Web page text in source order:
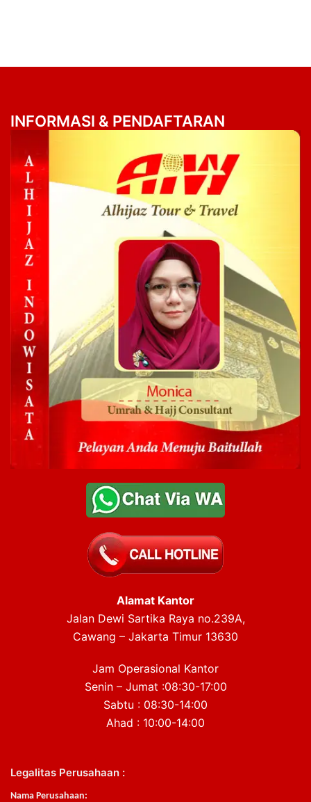
INFORMASI & PENDAFTARAN
Alamat Kantor
Jalan Dewi Sartika Raya no.239A,
Cawang – Jakarta Timur 13630
Jam Operasional Kantor
Senin – Jumat :08:30-17:00
Sabtu : 08:30-14:00
Ahad : 10:00-14:00
Legalitas Perusahaan :
Nama Perusahaan: